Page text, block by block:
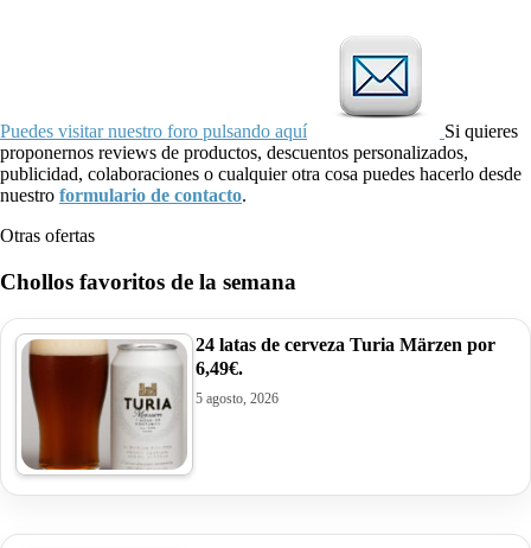
Puedes visitar nuestro foro pulsando aquí
Si quieres
proponernos reviews de productos, descuentos personalizados,
publicidad, colaboraciones o cualquier otra cosa puedes hacerlo desde
nuestro formulario de contacto.
Otras ofertas
Chollos favoritos de la semana
24 latas de cerveza Turia Märzen por
6,49€.
5 agosto, 2026